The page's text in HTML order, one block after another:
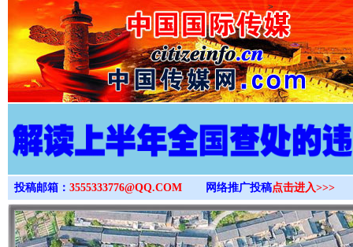
>
投稿邮箱： 3555333776@QQ.COM 网络推广投稿点击进入>>>